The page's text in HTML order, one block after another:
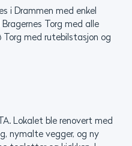
i Drammen med enkel
Torg med alle
med rutebilstasjon og
Lokalet ble renovert med
nymalte vegger, og ny